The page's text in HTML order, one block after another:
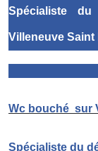
Spécialiste du
Villeneuve Saint
Wc bouché sur
Spécialiste du